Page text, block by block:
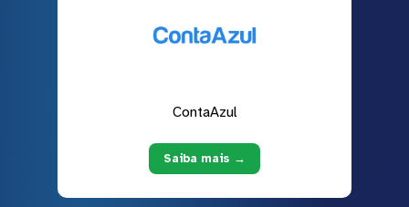
ContaAzul
Saiba mais →